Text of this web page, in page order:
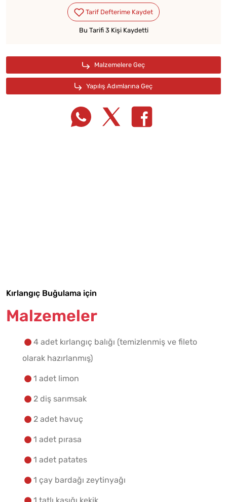
Bu Tarifi 3 Kişi Kaydetti
Kırlangıç Buğulama için
Malzemeler
4 adet kırlangıç balığı (temizlenmiş ve fileto
olarak hazırlanmış)
1 adet limon
2 diş sarımsak
2 adet havuç
1 adet pırasa
1 adet patates
1 çay bardağı zeytinyağı